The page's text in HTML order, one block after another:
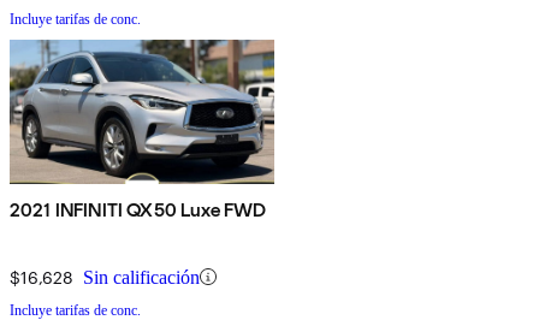
Incluye tarifas de conc.
2021 INFINITI QX50 Luxe FWD
$16,628 Sin calificación
Incluye tarifas de conc.